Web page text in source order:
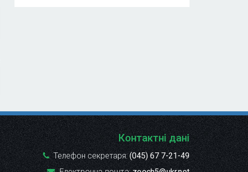
Контактні дані
Телефон секретаря:(045) 67 7-21-49